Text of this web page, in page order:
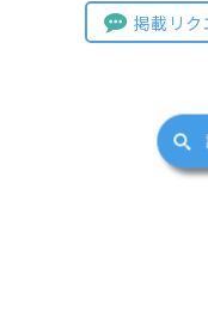
掲載リク